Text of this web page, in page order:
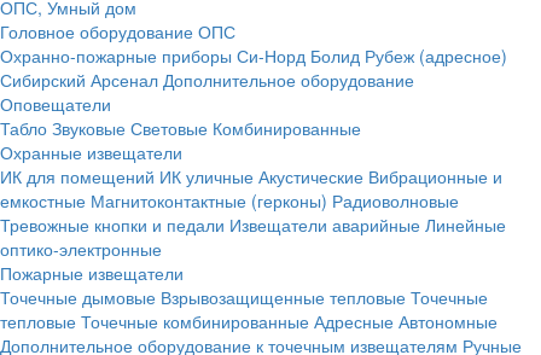
ОПС, Умный дом
Головное оборудование ОПС
Охранно-пожарные приборы Си-Норд Болид Рубеж (адресное)
Сибирский Арсенал Дополнительное оборудование
Оповещатели
Табло Звуковые Световые Комбинированные
Охранные извещатели
ИК для помещений ИК уличные Акустические Вибрационные и
емкостные Магнитоконтактные (герконы) Радиоволновые
Тревожные кнопки и педали Извещатели аварийные Линейные
оптико-электронные
Пожарные извещатели
Точечные дымовые Взрывозащищенные тепловые Точечные
тепловые Точечные комбинированные Адресные Автономные
Дополнительное оборудование к точечным извещателям Ручные